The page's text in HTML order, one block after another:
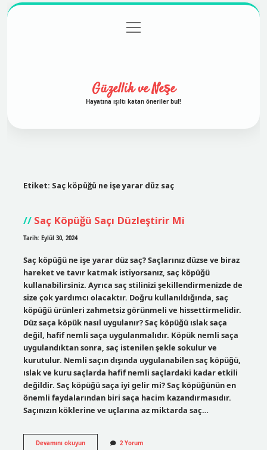
Gizlilik Politikası
menüyü
aç
Güzellik ve Neşe
Hayatına ışıltı katan öneriler bul!
Etiket: Saç köpüğü ne işe yarar düz saç
Saç Köpüğü Saçı Düzleştirir Mi
Tarih: Eylül 30, 2024
Saç köpüğü ne işe yarar düz saç? Saçlarınız düzse ve biraz
hareket ve tavır katmak istiyorsanız, saç köpüğü
kullanabilirsiniz. Ayrıca saç stilinizi şekillendirmenizde de
size çok yardımcı olacaktır. Doğru kullanıldığında, saç
köpüğü ürünleri zahmetsiz görünmeli ve hissettirmelidir.
Düz saça köpük nasıl uygulanır? Saç köpüğü ıslak saça
değil, hafif nemli saça uygulanmalıdır. Köpük nemli saça
uygulandıktan sonra, saç istenilen şekle sokulur ve
kurutulur. Nemli saçın dışında uygulanabilen saç köpüğü,
ıslak ve kuru saçlarda hafif nemli saçlardaki kadar etkili
değildir. Saç köpüğü saça iyi gelir mi? Saç köpüğünün en
önemli faydalarından biri saça hacim kazandırmasıdır.
Saçınızın köklerine ve uçlarına az miktarda saç…
Devamını okuyunSaç
2 Yorum